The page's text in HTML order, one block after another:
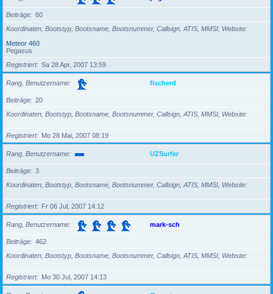
Beiträge
60
Koordinaten, Bootstyp, Bootsname, Bootsnummer, Callsign, ATIS, MMSI, Website
Meteor 460
Pegasus
Registriert
Sa 28 Apr, 2007 13:59
Rang, Benutzername fischerd
Beiträge
20
Koordinaten, Bootstyp, Bootsname, Bootsnummer, Callsign, ATIS, MMSI, Website
Registriert Mo 28 Mai, 2007 08:19
Rang, Benutzername UZSurfer
Beiträge
3
Koordinaten, Bootstyp, Bootsname, Bootsnummer, Callsign, ATIS, MMSI, Website
Registriert Fr 06 Jul, 2007 14:12
Rang, Benutzername mark-sch
Beiträge
462
Koordinaten, Bootstyp, Bootsname, Bootsnummer, Callsign, ATIS, MMSI, Website
Registriert Mo 30 Jul, 2007 14:13